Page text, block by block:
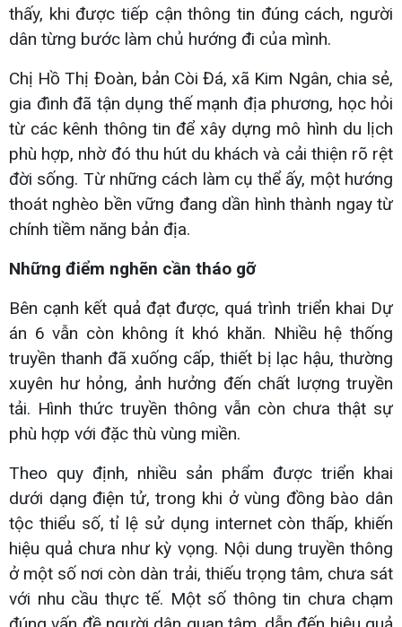
thấy, khi được tiếp cận thông tin đúng cách, người
dân từng bước làm chủ hướng đi của mình.
Chị Hồ Thị Đoàn, bản Còi Đá, xã Kim Ngân, chia sẻ,
gia đình đã tận dụng thế mạnh địa phương, học hỏi
từ các kênh thông tin để xây dựng mô hình du lịch
phù hợp, nhờ đó thu hút du khách và cải thiện rõ rệt
đời sống. Từ những cách làm cụ thể ấy, một hướng
thoát nghèo bền vững đang dần hình thành ngay từ
chính tiềm năng bản địa.
Những điểm nghẽn cần tháo gỡ
Bên cạnh kết quả đạt được, quá trình triển khai Dự
án 6 vẫn còn không ít khó khăn. Nhiều hệ thống
truyền thanh đã xuống cấp, thiết bị lạc hậu, thường
xuyên hư hỏng, ảnh hưởng đến chất lượng truyền
tải. Hình thức truyền thông vẫn còn chưa thật sự
phù hợp với đặc thù vùng miền.
Theo quy định, nhiều sản phẩm được triển khai
dưới dạng điện tử, trong khi ở vùng đồng bào dân
tộc thiểu số, tỉ lệ sử dụng internet còn thấp, khiến
hiệu quả chưa như kỳ vọng. Nội dung truyền thông
ở một số nơi còn dàn trải, thiếu trọng tâm, chưa sát
với nhu cầu thực tế. Một số thông tin chưa chạm